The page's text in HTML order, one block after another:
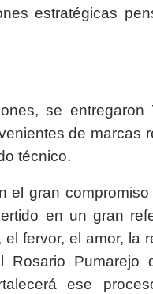
estratégicas
se
de marcas
técnico.
el gran
en un gran
fervor, el amor, la
Rosario
ese